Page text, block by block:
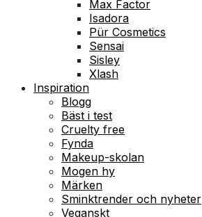
Max Factor
Isadora
Pür Cosmetics
Sensai
Sisley
Xlash
Inspiration
Blogg
Bäst i test
Cruelty free
Fynda
Makeup-skolan
Mogen hy
Märken
Sminktrender och nyheter
Veganskt